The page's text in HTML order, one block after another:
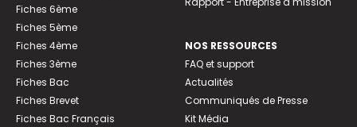
Fiches 6ème
Fiches 5ème
Fiches 4ème
Fiches 3ème
Fiches Bac
Fiches Brevet
Fiches Bac Français
NOS RESSOURCES
FAQ et support
Actualités
Communiqués de Presse
Kit Média